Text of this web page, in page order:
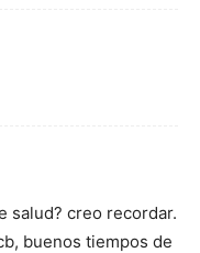
salud? creo recordar.
buenos tiempos de